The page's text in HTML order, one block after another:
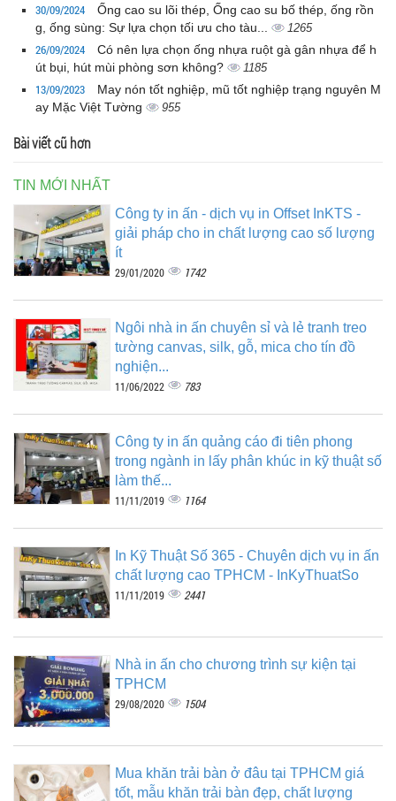
30/09/2024
Ống cao su lõi thép, Ống cao su bố thép, ống rồn
g, ống sùng: Sự lựa chọn tối ưu cho tàu...
1265
26/09/2024
Có nên lựa chọn ống nhựa ruột gà gân nhựa để h
út bụi, hút mùi phòng sơn không?
1185
13/09/2023
May nón tốt nghiệp, mũ tốt nghiệp trạng nguyên M
ay Mặc Việt Tường
955
Bài viết cũ hơn
TIN MỚI NHẤT
Công ty in ấn - dịch vụ in Offset InKTS -
giải pháp cho in chất lượng cao số lượng
ít
29/01/2020 1742
Ngôi nhà in ấn chuyên sỉ và lẻ tranh treo
tường canvas, silk, gỗ, mica cho tín đồ
nghiện...
11/06/2022 783
Công ty in ấn quảng cáo đi tiên phong
trong ngành in lấy phân khúc in kỹ thuật số
làm thế...
11/11/2019 1164
In Kỹ Thuật Số 365 - Chuyên dịch vụ in ấn
chất lượng cao TPHCM - InKyThuatSo
11/11/2019 2441
Nhà in ấn cho chương trình sự kiện tại
TPHCM
29/08/2020 1504
Mua khăn trải bàn ở đâu tại TPHCM giá
tốt, mẫu khăn trải bàn đẹp, chất lượng